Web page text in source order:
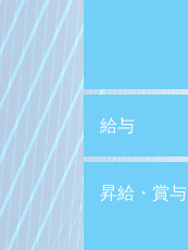
給与
昇給・賞与